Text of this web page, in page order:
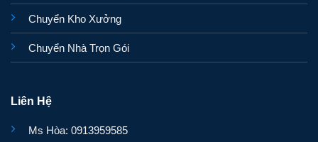
Chuyển Kho Xưởng
Chuyển Nhà Trọn Gói
Liên Hệ
Ms Hòa: 0913959585